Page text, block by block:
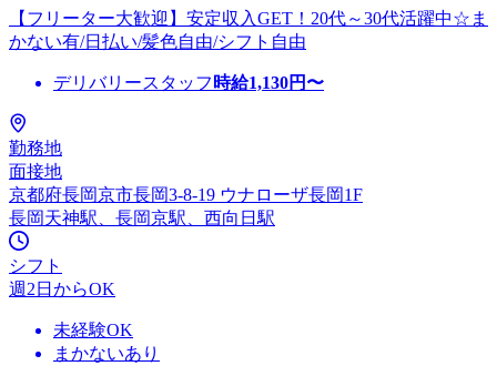
【フリーター大歓迎】安定収入GET！20代～30代活躍中☆ま
かない有/日払い/髪色自由/シフト自由
デリバリースタッフ 時給1,130円〜
勤務地
面接地
京都府長岡京市長岡3-8-19 ウナローザ長岡1F
長岡天神駅、長岡京駅、西向日駅
シフト
週2日からOK
未経験OK
まかないあり